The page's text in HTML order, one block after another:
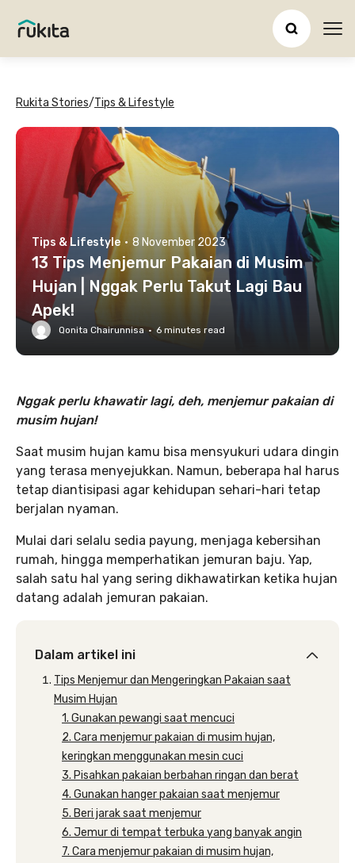
Rukita Stories/Tips & Lifestyle
Tips & Lifestyle · 8 November 2023
13 Tips Menjemur Pakaian di Musim
Hujan | Nggak Perlu Takut Lagi Bau
Apek!
Qonita Chairunnisa · 6 minutes read
Nggak perlu khawatir lagi, deh, menjemur pakaian di
musim hujan!
Saat musim hujan kamu bisa mensyukuri udara dingin
yang terasa menyejukkan. Namun, beberapa hal harus
tetap diantisipasi agar kehidupan sehari-hari tetap
berjalan nyaman.
Mulai dari selalu sedia payung, menjaga kebersihan
rumah, hingga memperhatikan jemuran baju. Yap,
salah satu hal yang sering dikhawatirkan ketika hujan
datang adalah jemuran pakaian.
Dalam artikel ini
Tips Menjemur dan Mengeringkan Pakaian saat
Musim Hujan
1. Gunakan pewangi saat mencuci
2. Cara menjemur pakaian di musim hujan,
keringkan menggunakan mesin cuci
3. Pisahkan pakaian berbahan ringan dan berat
4. Gunakan hanger pakaian saat menjemur
5. Beri jarak saat menjemur
6. Jemur di tempat terbuka yang banyak angin
7. Cara menjemur pakaian di musim hujan,